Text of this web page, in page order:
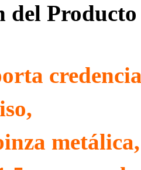
del Producto
metálica,